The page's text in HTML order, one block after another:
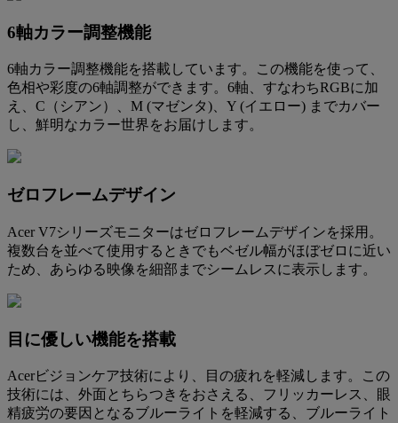
6軸カラー調整機能
6軸カラー調整機能を搭載しています。この機能を使って、
色相や彩度の6軸調整ができます。6軸、すなわちRGBに加
え、C（シアン）、M (マゼンタ)、Y (イエロー) までカバー
し、鮮明なカラー世界をお届けします。
ゼロフレームデザイン
Acer V7シリーズモニターはゼロフレームデザインを採用。
複数台を並べて使用するときでもベゼル幅がほぼゼロに近い
ため、あらゆる映像を細部までシームレスに表示します。
目に優しい機能を搭載
Acerビジョンケア技術により、目の疲れを軽減します。この
技術には、外面とちらつきをおさえる、フリッカーレス、眼
精疲労の要因となるブルーライトを軽減する、ブルーライト